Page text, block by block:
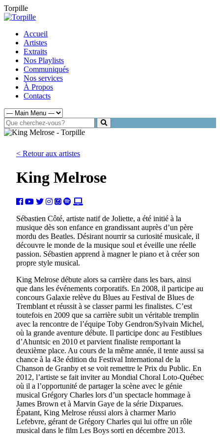
Torpille
Accueil
Artistes
Extraits
Nos Playlists
Communiqués
Nos services
À Propos
Contacts
< Retour aux artistes
King Melrose
Sébastien Côté, artiste natif de Joliette, a été initié à la
musique dès son enfance en grandissant auprès d’un père
mordu des Beatles. Désirant nourrir sa curiosité musicale, il
découvre le monde de la musique soul et éveille une réelle
passion. Sébastien apprend à magner le piano et à créer son
propre style musical.
King Melrose débute alors sa carrière dans les bars, ainsi
que dans les événements corporatifs. En 2008, il participe au
concours Galaxie relève du Blues au Festival de Blues de
Tremblant et réussit à se classer parmi les finalistes. C’est
toutefois en 2009 que sa carrière subit un véritable tremplin
avec la rencontre de l’équipe Toby Gendron/Sylvain Michel,
où la grande aventure débute. Il participe donc au Festiblues
d’Ahuntsic en 2010 et parvient finaliste remportant la
deuxième place. Au cours de la même année, il tente aussi sa
chance à la 43e édition du Festival International de la
Chanson de Granby et se voit remettre le Prix du Public. En
2012, l’artiste se fait inviter au Mondial Choral Loto-Québec
où il a l’opportunité de partager la scène avec le génie
musical Grégory Charles lors d’un spectacle hommage à
James Brown et à Marvin Gaye de la série Dixparues.
Épatant, King Melrose réussi alors à charmer Mario
Lefebvre, gérant de Grégory Charles qui lui offre un rôle
musical dans le film Les Boys sorti en décembre 2013.